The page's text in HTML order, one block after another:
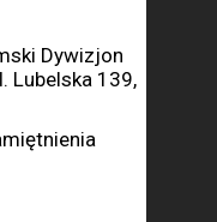
Dywizjon
Lubelska 139,